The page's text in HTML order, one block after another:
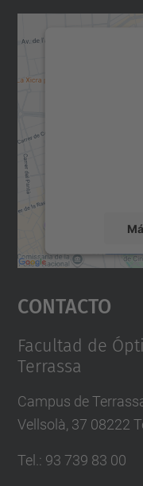
powered
Contacto
Facultad de
Terrassa
Campus de
Vellsolà, 37 08222
Tel. : 93 739 83 00